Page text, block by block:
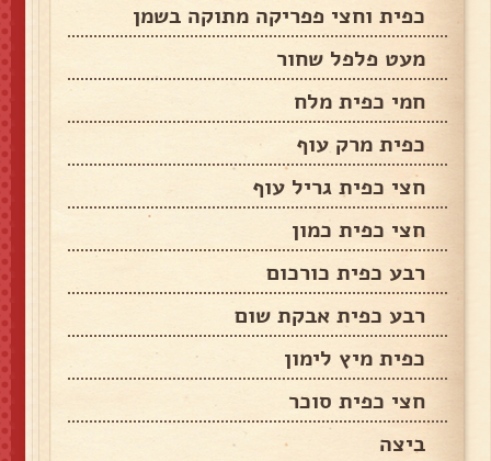
כפית וחצי פפריקה מתוקה בשמן
מעט פלפל שחור
חמי כפית מלח
כפית מרק עוף
חצי כפית גריל עוף
חצי כפית כמון
רבע כפית כורכום
רבע כפית אבקת שום
כפית מיץ לימון
חצי כפית סוכר
ביצה